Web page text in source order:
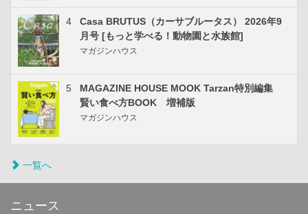
4
Casa BRUTUS（カーサブルータス） 2026年9
月号 [もっと学べる！動物園と水族館]
マガジンハウス
5
MAGAZINE HOUSE MOOK Tarzan特別編集
賢い食べ方BOOK 増補版
マガジンハウス
一覧へ
ニュース